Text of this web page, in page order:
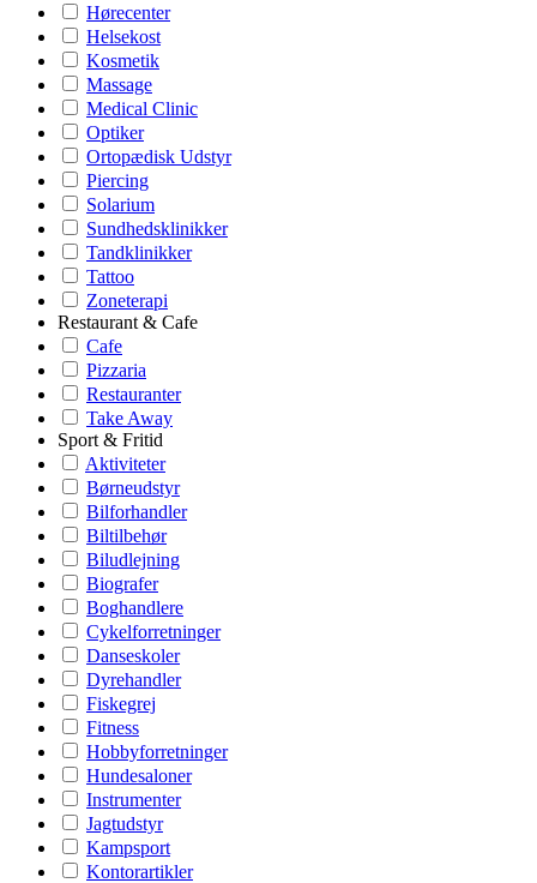
Hørecenter
Helsekost
Kosmetik
Massage
Medical Clinic
Optiker
Ortopædisk Udstyr
Piercing
Solarium
Sundhedsklinikker
Tandklinikker
Tattoo
Zoneterapi
Restaurant & Cafe
Cafe
Pizzaria
Restauranter
Take Away
Sport & Fritid
Aktiviteter
Børneudstyr
Bilforhandler
Biltilbehør
Biludlejning
Biografer
Boghandlere
Cykelforretninger
Danseskoler
Dyrehandler
Fiskegrej
Fitness
Hobbyforretninger
Hundesaloner
Instrumenter
Jagtudstyr
Kampsport
Kontorartikler